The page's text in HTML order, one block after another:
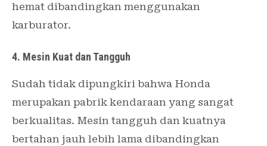
hemat dibandingkan menggunakan
karburator.
4. Mesin Kuat dan Tangguh
Sudah tidak dipungkiri bahwa Honda
merupakan pabrik kendaraan yang sangat
berkualitas. Mesin tangguh dan kuatnya
bertahan jauh lebih lama dibandingkan